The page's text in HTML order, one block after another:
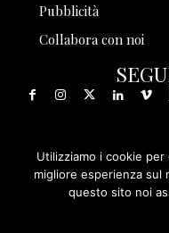
Pubblicità
Collabora con noi
© 1999 - 2025 Storia
Utilizziamo i cookie
migliore esperienza sul
questo sito noi